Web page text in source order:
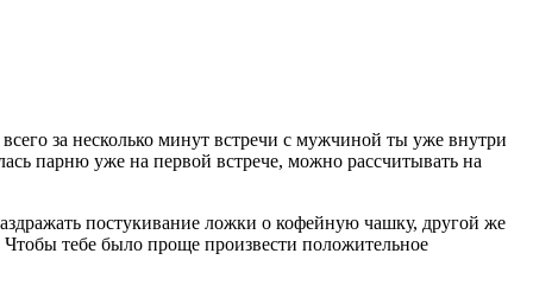
за несколько минут встречи с мужчиной ты уже внутри
парню уже на первой встрече, можно рассчитывать на
постукивание ложки о кофейную чашку, другой же
тебе было проще произвести положительное